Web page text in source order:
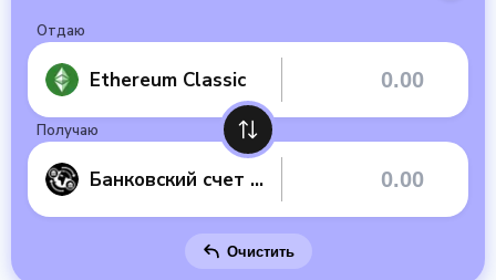
Отдаю
Ethereum Classic
Получаю
Банковский счет UAH
Очистить